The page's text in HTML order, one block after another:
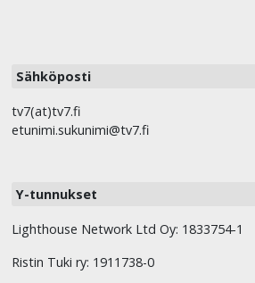
Sähköposti
tv7(at)tv7.fi
etunimi.sukunimi@tv7.fi
Y-tunnukset
Lighthouse Network Ltd Oy: 1833754-1
Ristin Tuki ry: 1911738-0